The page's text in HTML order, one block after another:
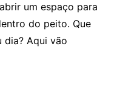
um espaço para
do peito. Que
dia? Aqui vão